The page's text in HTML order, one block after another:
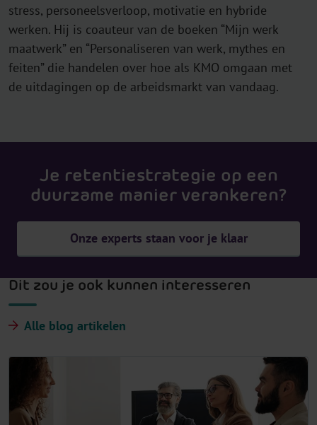
stress, personeelsverloop, motivatie en hybride
werken. Hij is coauteur van de boeken “Mijn werk
maatwerk” en “Personaliseren van werk, mythes en
feiten” die handelen over hoe als KMO omgaan met
de uitdagingen op de arbeidsmarkt van vandaag.
Je retentiestrategie op een
duurzame manier verankeren?
Onze experts staan voor je klaar
Dit zou je ook kunnen interesseren
Alle blog artikelen